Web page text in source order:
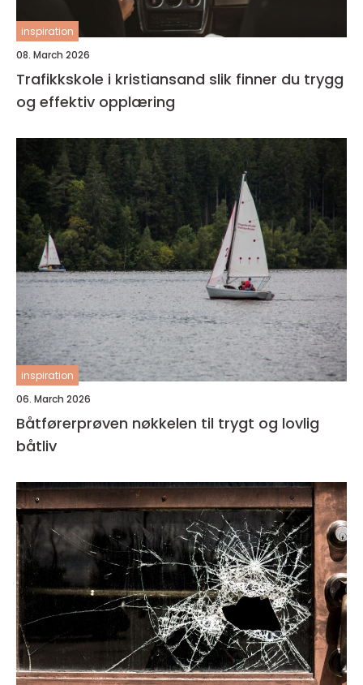
inspiration
08. March 2026
Trafikkskole i kristiansand slik finner du trygg
og effektiv opplæring
inspiration
06. March 2026
Båtførerprøven nøkkelen til trygt og lovlig
båtliv